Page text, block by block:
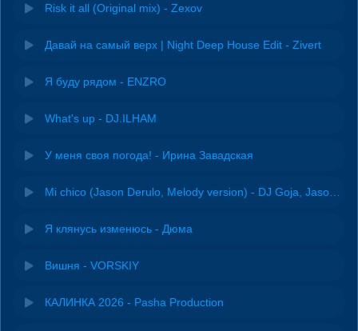
Risk it all (Original mix) - Zexov
Давай на самый верх | Night Deep House Edit - Zivert
Я буду рядом - ENZRO
What's up - DJ.ILHAM
У меня своя погода! - Ирина Завадская
Я клянусь изменюсь - Дюма
Вишня - VORSKIY
КАЛИНКА 2026 - Pasha Production